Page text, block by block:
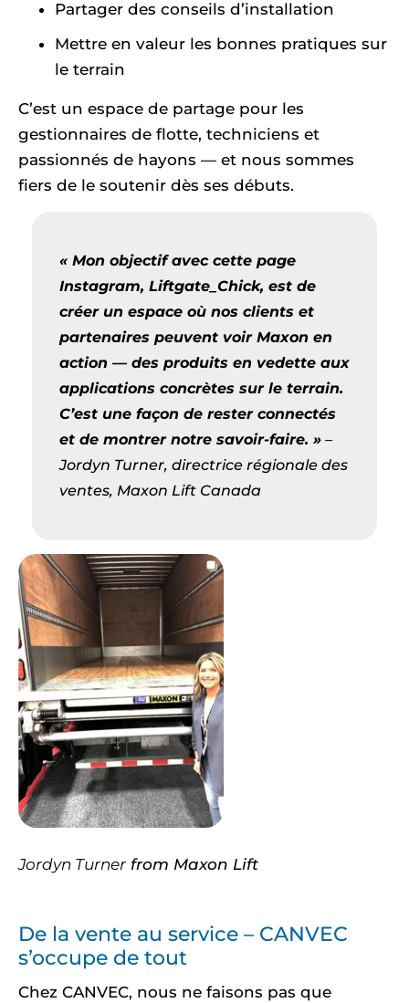
Partager des conseils d’installation
Mettre en valeur les bonnes pratiques sur
le terrain
C’est un espace de partage pour les
gestionnaires de flotte, techniciens et
passionnés de hayons — et nous sommes
fiers de le soutenir dès ses débuts.
« Mon objectif avec cette page
Instagram, Liftgate_Chick, est de
créer un espace où nos clients et
partenaires peuvent voir Maxon en
action — des produits en vedette aux
applications concrètes sur le terrain.
C’est une façon de rester connectés
et de montrer notre savoir-faire. » –
Jordyn Turner, directrice régionale des
ventes, Maxon Lift Canada
Jordyn Turner from Maxon Lift
De la vente au service – CANVEC
s’occupe de tout
Chez CANVEC, nous ne faisons pas que